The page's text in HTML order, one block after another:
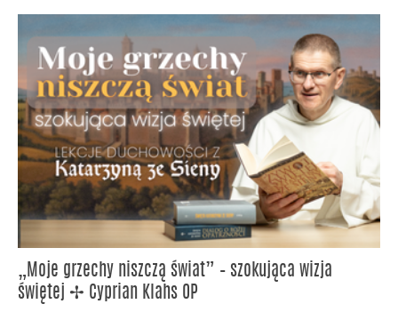
„Moje grzechy niszczą świat” – szokująca wizja
świętej ✢ Cyprian Klahs OP